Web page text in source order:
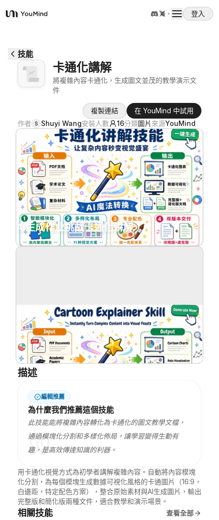
YouMind
登入
使用案例
提示詞
定價
下載
部落格
技能
卡通化講解
將複雜內容卡通化，生成圖文並茂的教學演示文
件
複製連結
在 YouMind 中試用
作者 S Shuyi Wang安裝人數 16分類圖片 來源YouMind
AI生成作业挑战卡通化讲解
描述
編輯推薦
為什麼我們推薦這個技能
此技能能將複雜內容轉化為卡通化的圖文教學文檔，
通過模塊化分割和多樣化佈局，讓學習變得生動有
趣，是高效傳達知識的利器。
用卡通化視覺方式為初學者講解複雜內容。自動將內容模塊
化分割，為每個模塊生成數據可視化風格的卡通圖片（16:9，
白邊距，特定配色方案），整合原始素材與AI生成圖片，輸出
完整版和簡化版兩種文件，適合教學和演示場景。
相關技能 查看全部